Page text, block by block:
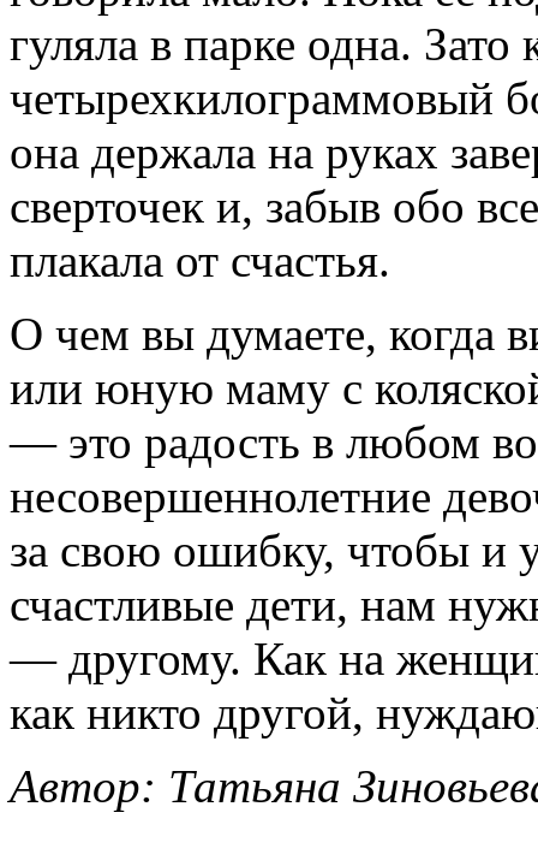
гуляла в парке одна.
четырехкилограммовый
она держала на руках
сверточек и, забыв обо
плакала от счастья.
О чем вы думаете, когда
или юную маму с
— это радость в любом
несовершеннолетние
за свою ошибку, чтобы и
счастливые дети, нам
— другому. Как на
как никто другой,
Автор: Татьяна